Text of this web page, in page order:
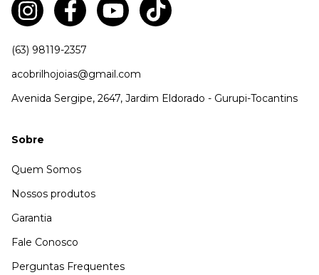
(63) 98119-2357
acobrilhojoias@gmail.com
Avenida Sergipe, 2647, Jardim Eldorado - Gurupi-Tocantins
Sobre
Quem Somos
Nossos produtos
Garantia
Fale Conosco
Perguntas Frequentes